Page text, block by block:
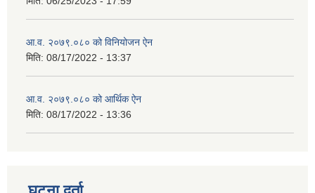
आ.व. २०७९.०८० को विनियोजन ऐन
मिति: 08/17/2022 - 13:37
आ.व. २०७९.०८० को आर्थिक ऐन
मिति: 08/17/2022 - 13:36